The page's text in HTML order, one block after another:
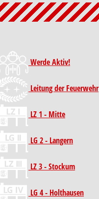
Werde Aktiv!
Leitung der Feuerwehr
LZ 1 - Mitte
LG 2 - Langern
LZ 3 - Stockum
LG 4 - Holthausen